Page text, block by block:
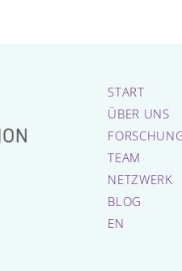
START
ÜBER UNS
TEAM
NETZWERK
BLOG
EN